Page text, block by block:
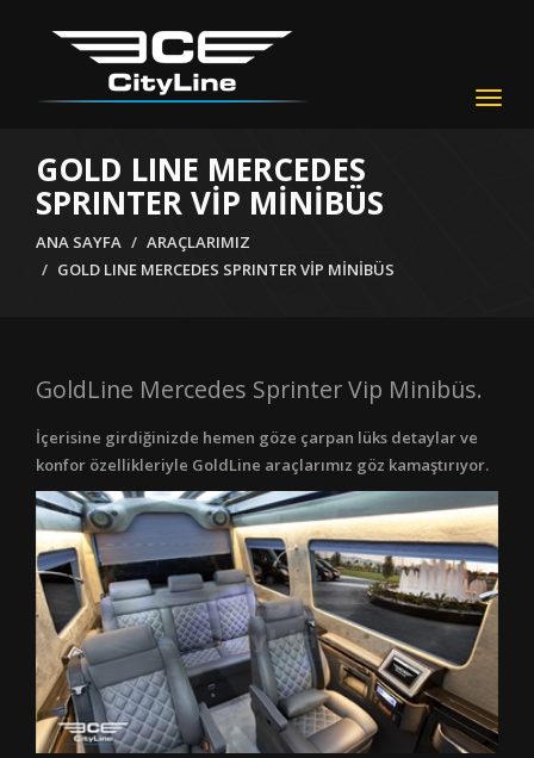
GOLD LINE MERCEDES
SPRINTER VİP MİNİBÜS
ANA SAYFA
ARAÇLARIMIZ
GOLD LINE MERCEDES SPRINTER VİP MİNİBÜS
GoldLine Mercedes Sprinter Vip Minibüs.
İçerisine girdiğinizde hemen göze çarpan lüks detaylar ve
konfor özellikleriyle GoldLine araçlarımız göz kamaştırıyor.